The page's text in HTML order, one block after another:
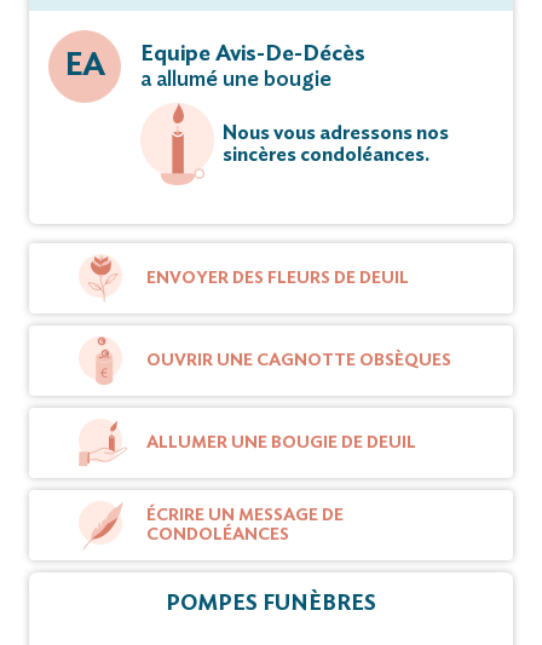
EA
Equipe Avis-De-Décès
a allumé une bougie
Nous vous adressons nos
sincères condoléances.
ENVOYER DES FLEURS DE DEUIL
OUVRIR UNE CAGNOTTE OBSÈQUES
ALLUMER UNE BOUGIE DE DEUIL
ÉCRIRE UN MESSAGE DE
CONDOLÉANCES
POMPES FUNÈBRES